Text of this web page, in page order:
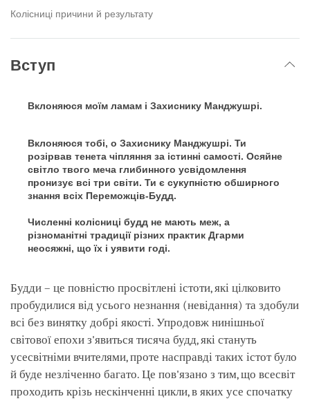
Колісниці причини й результату
Вступ
Вклоняюся моїм ламам і Захиснику Манджушрі.
Вклоняюся тобі, о Захиснику Манджушрі. Ти
розірвав тенета чіпляння за істинні самості. Осяйне
світло твого меча глибинного усвідомлення
пронизує всі три світи. Ти є сукупністю обширного
знання всіх Переможців-Будд.
Численні колісниці будд не мають меж, а
різноманітні традиції різних практик Дгарми
неосяжні, що їх і уявити годі.
Будди – це повністю просвітлені істоти, які цілковито
пробудилися від усього незнання (невідання) та здобули
всі без винятку добрі якості. Упродовж нинішньої
світової епохи з'явиться тисяча будд, які стануть
усесвітніми вчителями, проте насправді таких істот було
й буде незліченно багато. Це пов'язано з тим, що всесвіт
проходить крізь нескінченні цикли, в яких усе спочатку